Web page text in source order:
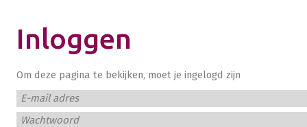
Inloggen
Om deze pagina te bekijken, moet je ingelogd zijn
E-mail adres
Wachtwoord